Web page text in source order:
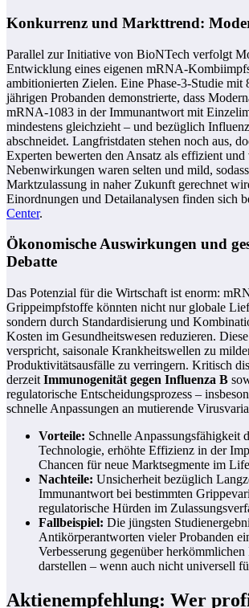
Konkurrenz und Markttrend:
Parallel zur Initiative von BioNTech verfolgt
Entwicklung eines eigenen mRNA-
ambitionierten Zielen. Eine Phase-3-Studie mit
jährigen Probanden demonstrierte, dass
mRNA-1083 in der Immunantwort mit
mindestens gleichzieht – und bezüglich
abschneidet. Langfristdaten stehen noch aus,
Experten bewerten den Ansatz als effizient und
Nebenwirkungen waren selten und mild,
Marktzulassung in naher Zukunft gerechnet
Einordnungen und Detailanalysen finden sich
Center.
Ökonomische Auswirkungen und
Debatte
Das Potenzial für die Wirtschaft ist enorm:
Grippeimpfstoffe könnten nicht nur globale
sondern durch Standardisierung und
Kosten im Gesundheitswesen reduzieren.
verspricht, saisonale Krankheitswellen zu
Produktivitätsausfälle zu verringern. Kritisch
derzeit Immunogenität gegen Influenza B
regulatorische Entscheidungsprozess –
schnelle Anpassungen an mutierende
Vorteile: Schnelle Anpassungsfähigkeit
Technologie, erhöhte Effizienz in der
Chancen für neue Marktsegmente im
Nachteile: Unsicherheit bezüglich
Immunantwort bei bestimmten
regulatorische Hürden im
Fallbeispiel: Die jüngsten
Antikörperantworten vieler Probanden
Verbesserung gegenüber
darstellen – wenn auch nicht universell
Aktienempfehlung: Wer